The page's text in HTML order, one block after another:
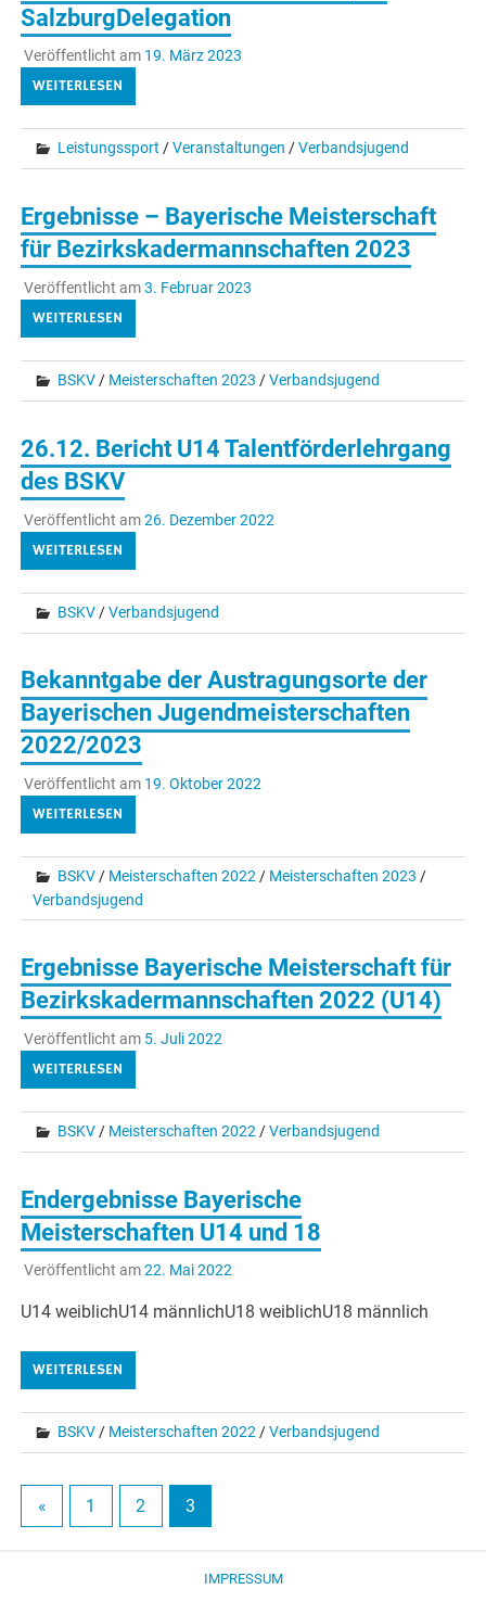
SalzburgDelegation
Veröffentlicht am 19. März 2023
WEITERLESEN
Leistungssport /Veranstaltungen /Verbandsjugend
Ergebnisse – Bayerische Meisterschaft
für Bezirkskadermannschaften 2023
Veröffentlicht am3. Februar 2023
WEITERLESEN
BSKV / Meisterschaften 2023 /Verbandsjugend
26.12. Bericht U14 Talentförderlehrgang
des BSKV
Veröffentlicht am26. Dezember 2022
WEITERLESEN
BSKV /Verbandsjugend
Bekanntgabe der Austragungsorte der
Bayerischen Jugendmeisterschaften
2022/2023
Veröffentlicht am 19. Oktober 2022
WEITERLESEN
BSKV/ Meisterschaften 2022/ Meisterschaften 2023 /
Verbandsjugend
Ergebnisse Bayerische Meisterschaft für
Bezirkskadermannschaften 2022 (U14)
Veröffentlicht am 5. Juli 2022
WEITERLESEN
BSKV / Meisterschaften 2022 /Verbandsjugend
Endergebnisse Bayerische
Meisterschaften U14 und 18
Veröffentlicht am22. Mai 2022
U14 weiblichU14 männlichU18 weiblichU18 männlich
WEITERLESEN
BSKV/ Meisterschaften 2022/Verbandsjugend
« 1 2 3
IMPRESSUM